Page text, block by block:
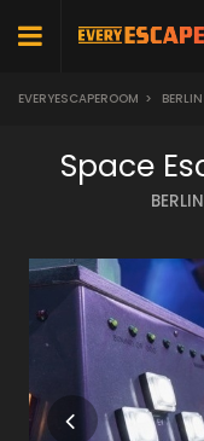
EVERYESCAPEROOM > BERLIN
Space
BERLIN